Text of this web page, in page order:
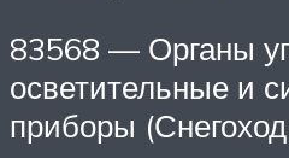
83568 — Органы
осветительные и
приборы